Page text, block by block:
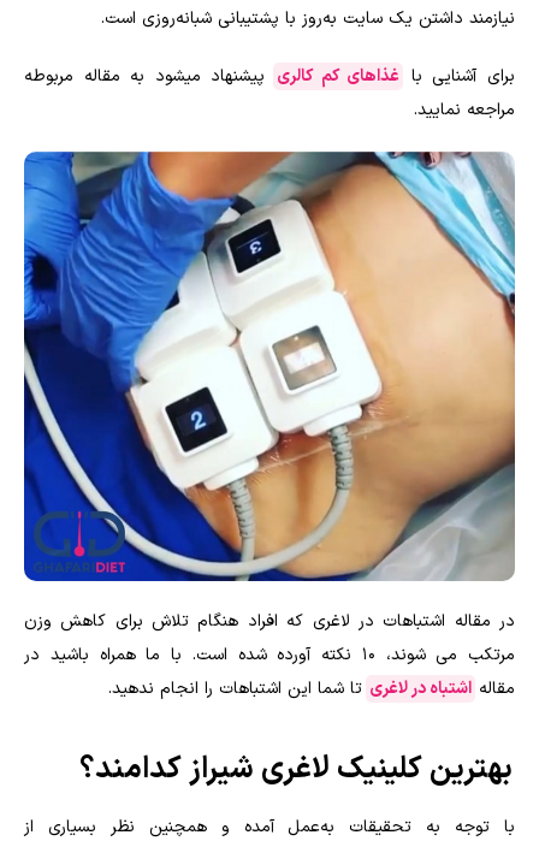
نیازمند داشتن یک سایت به‌روز با پشتیبانی شبانه‌روزی است.
برای آشنایی با غذاهای کم کالری پیشنهاد میشود به مقاله مربوطه
مراجعه نمایید.
در مقاله اشتباهات در لاغری که افراد هنگام تلاش برای کاهش وزن
مرتکب می شوند، 10 نکته آورده شده است. با ما همراه باشید در
مقاله اشتباه در لاغری تا شما این اشتباهات را انجام ندهید.
بهترین کلینیک لاغری شیراز کدامند؟
با توجه به تحقیقات به‌عمل آمده و همچنین نظر بسیاری از